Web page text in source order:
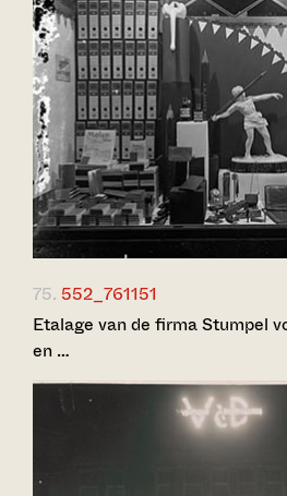
75. 552_761151
Etalage van de firma Stumpel
en …